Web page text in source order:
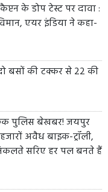
के डोप टेस्ट पर दावा :
एयर इंडिया ने कहा-
बसों की टक्कर से 22 की
पुलिस बेखबर! जयपुर
अवैध बाइक-ट्रॉली,
सरिए हर पल बनते हैं